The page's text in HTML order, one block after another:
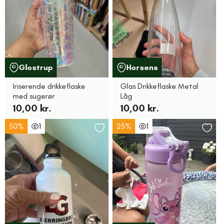
Glostrup
Iriserende drikkeflaske
med sugerør
10,00 kr.
Horsens
Glas Drikkeflaske Metal
Låg
10,00 kr.
50% 1 25% 1